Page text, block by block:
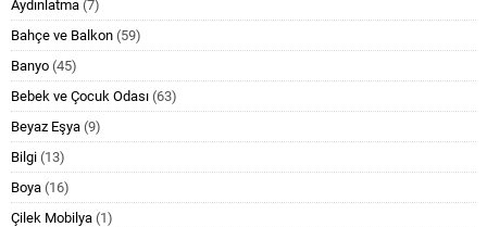
Aydınlatma (7)
Bahçe ve Balkon (59)
Banyo (45)
Bebek ve Çocuk Odası (63)
Beyaz Eşya (9)
Bilgi (13)
Boya (16)
Çilek Mobilya (1)